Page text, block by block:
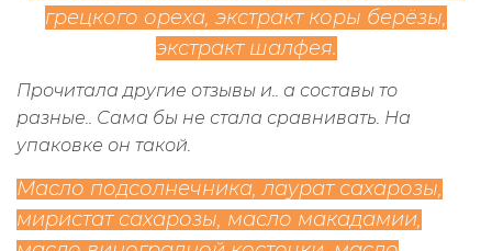
грецкого ореха, экстракт коры берёзы,
экстракт шалфея.
Прочитала другие отзывы и.. а составы то
разные.. Сама бы не стала сравнивать. На
упаковке он такой.
Масло подсолнечника, лаурат сахарозы,
миристат сахарозы, масло макадамии,